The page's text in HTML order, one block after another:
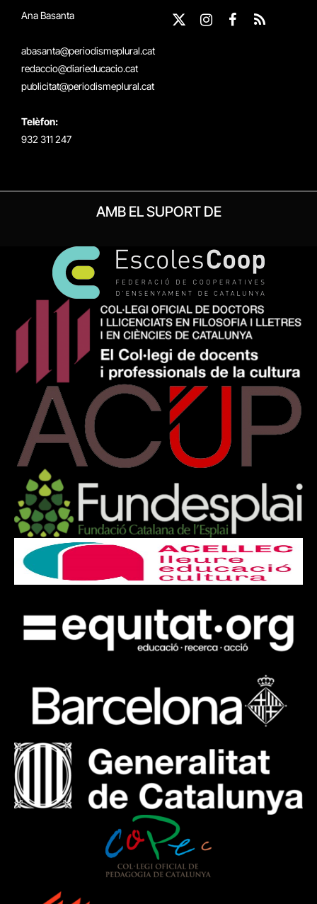
Ana Basanta
abasanta@periodismeplural.cat
redaccio@diarieducacio.cat
publicitat@periodismeplural.cat
Telèfon:
932 311 247
X
Instagram
Facebook
RSS
AMB EL SUPORT DE